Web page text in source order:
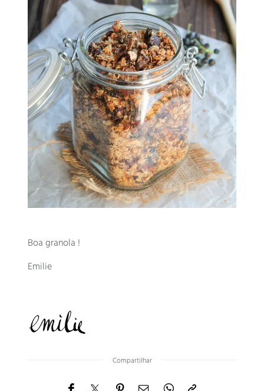
Boa granola !
Emilie
Compartilhar